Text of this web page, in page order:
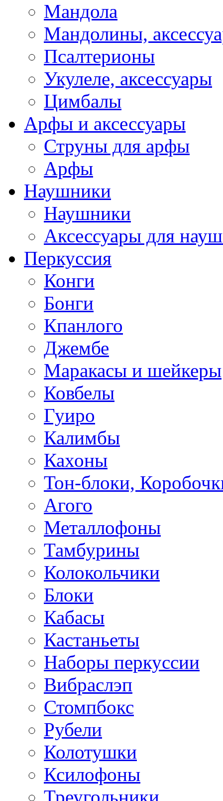
Мандола
Мандолины,
Псалтерионы
Укулеле, аксессуары
Цимбалы
Арфы и аксессуары
Струны для арфы
Арфы
Наушники
Наушники
Аксессуары для
Перкуссия
Конги
Бонги
Кпанлого
Джембе
Маракасы и шейкеры
Ковбелы
Гуиро
Калимбы
Кахоны
Тон-блоки,
Агого
Металлофоны
Тамбурины
Колокольчики
Блоки
Кабасы
Кастаньеты
Наборы перкуссии
Вибраслэп
Стомпбокс
Рубели
Колотушки
Ксилофоны